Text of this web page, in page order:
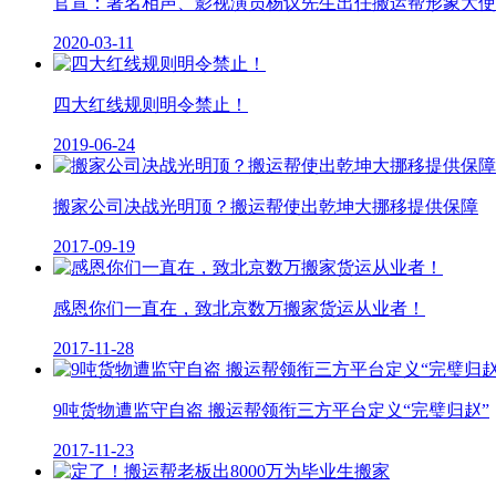
2020-03-11
四大红线规则明令禁止！
2019-06-24
搬家公司决战光明顶？搬运帮使出乾坤大挪移提供保障
2017-09-19
感恩你们一直在，致北京数万搬家货运从业者！
2017-11-28
9吨货物遭监守自盗 搬运帮领衔三方平台定义“完璧归赵”
2017-11-23